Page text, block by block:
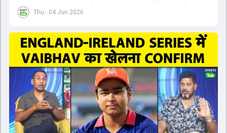
Thu - 04 Jun 2026
अफगानिस्तान सीरीज से बाहर हो गए हैं। इस चोट से उबरने में सामान्य तौर पर 4 से
12 हफ्ते का समय लग सकता है, और अगर सर्जरी की जरूरत पड़ी तो 3 से 5 महीने
सेंटर ऑफ एक्सीलेंस जाएंगे। इस गंभीर चोट के कारण 14 जुलाई से शुरू होने वाले
इंग्लैंड दौरे और आगामी वर्ल्ड कप में उनके खेलने पर सस्पेंस बन गया है। दूसरी
तरफ, आईपीएल में इम्पैक्ट प्लेयर के तौर पर खेलने वाले रोहित शर्मा को भी अभी तक
मेडिकल क्लीयरेंस नहीं मिली है। शनिवार को मुंबई में होने वाली चयन समिति की
बैठक में यह देखना अहम होगा कि क्या चयनकर्ता विराट कोहली को फिटनेस की शर्त
पर टीम में शामिल करते हैं या नहीं।